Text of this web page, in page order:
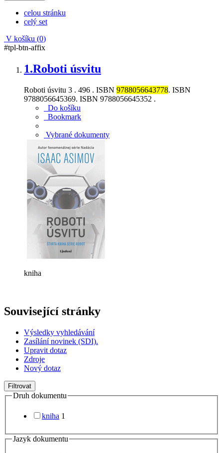
celou stránku
celý set
V košíku (0)
#tpl-btn-affix
1.Roboti úsvitu
Roboti úsvitu 3 . 496 . ISBN 9788056643778. ISBN
9788056645369. ISBN 9788056645352 .
Do košíku
Bookmark
Vybrané dokumenty
kniha
Související stránky
Výsledky vyhledávání
Zasílání novinek (SDI).
Upravit dotaz
Zdroje
Nový dotaz
Filtrovat
Druh dokumentu
kniha 1
Jazyk dokumentu